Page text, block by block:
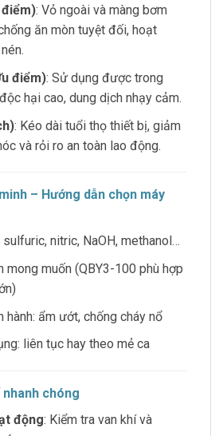
: Vỏ ngoài và màng bơm
ăn mòn tuyệt đối, hoạt
điểm): Sử dụng được trong
hại cao, dung dịch nhạy cảm.
: Kéo dài tuổi thọ thiết bị, giảm
và rỏi ro an toàn lao động.
– Hướng dẫn chọn máy
nitric, NaOH, methanol…
mong muốn (QBY3-100 phù hợp
hành: ẩm ướt, chống cháy nổ
liên tục hay theo mẻ ca
chóng
động: Kiểm tra van khí và